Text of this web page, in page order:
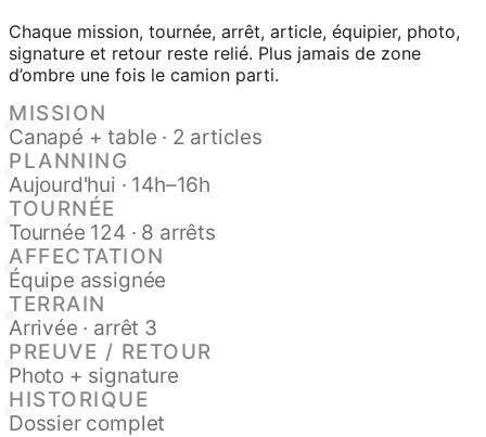
Chaque mission, tournée, arrêt, article, équipier, photo,
signature et retour reste relié. Plus jamais de zone
d’ombre une fois le camion parti.
MISSION
Canapé + table · 2 articles
PLANNING
Aujourd'hui · 14h–16h
TOURNÉE
Tournée 124 · 8 arrêts
AFFECTATION
Équipe assignée
TERRAIN
Arrivée · arrêt 3
PREUVE / RETOUR
Photo + signature
HISTORIQUE
Dossier complet